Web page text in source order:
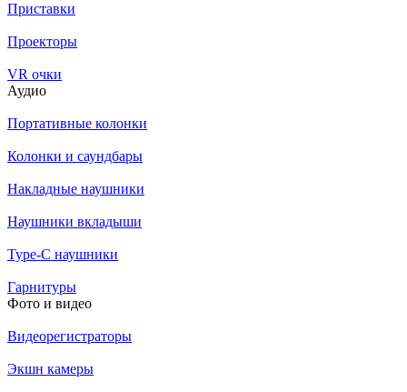
Приставки
Проекторы
VR очки
Аудио
Портативные колонки
Колонки и саундбары
Накладные наушники
Наушники вкладыши
Type-C наушники
Гарнитуры
Фото и видео
Видеорегистраторы
Экшн камеры